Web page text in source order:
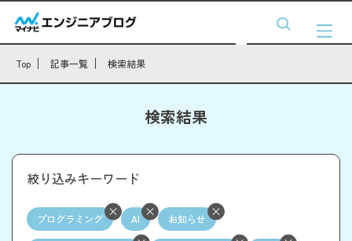
Top 記事一覧 検索結果
検索結果
絞り込みキーワード
プログラミング AI お知らせ